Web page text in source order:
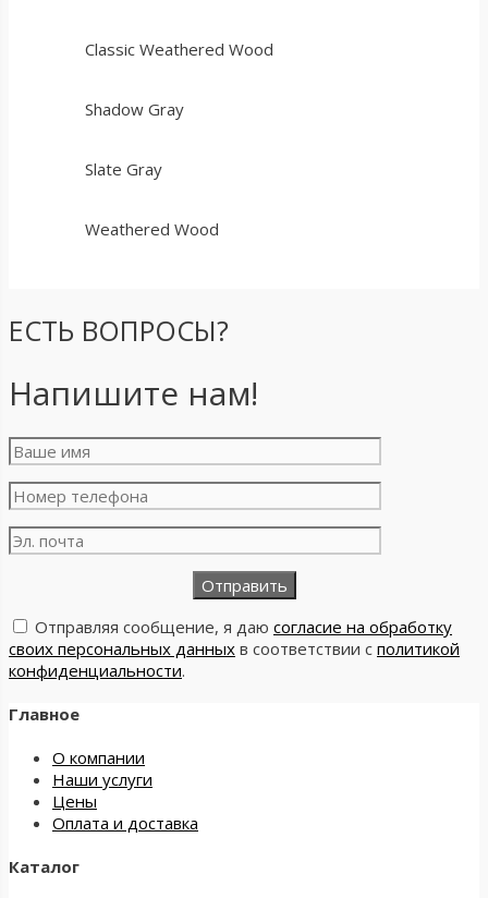
Classic Weathered Wood
Shadow Gray
Slate Gray
Weathered Wood
ЕСТЬ ВОПРОСЫ?
Напишите нам!
Отправляя сообщение, я даю согласие на обработку
своих персональных данных в соответствии с политикой
конфиденциальности.
Главное
О компании
Наши услуги
Цены
Оплата и доставка
Каталог